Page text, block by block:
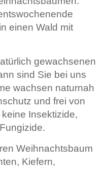
einen Wald mit
gewachsenen
sind Sie bei uns
wachsen naturnah
und frei von
Insektizide,
Weihnachtsbaum
Kiefern,